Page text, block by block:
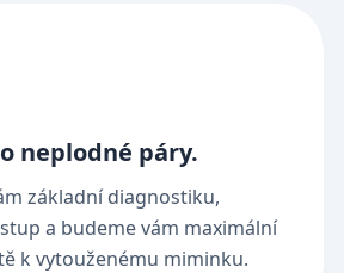
neplodné páry.
základní diagnostiku,
a budeme vám maximální
k vytouženému miminku.